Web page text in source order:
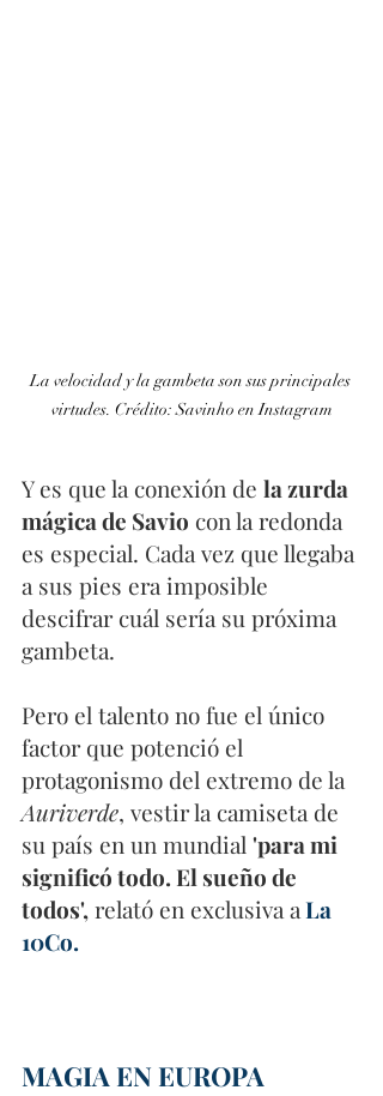
La velocidad y la gambeta son sus principales
virtudes. Crédito: Savinho en Instagram
Y es que la conexión de la zurda
mágica de Savio con la redonda
es especial. Cada vez que llegaba
a sus pies era imposible
descifrar cuál sería su próxima
gambeta.
Pero el talento no fue el único
factor que potenció el
protagonismo del extremo de la
Auriverde, vestir la camiseta de
su país en un mundial 'para mi
significó todo. El sueño de
todos', relató en exclusiva aLa
10Co.
MAGIA EN EUROPA